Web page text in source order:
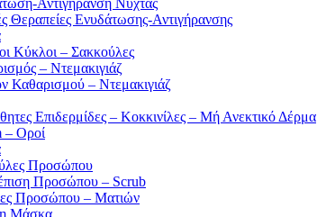
Θεραπείες Ενυδάτωσης-Αντιγήρανσης
Κύκλοι – Σακκούλες
– Ντεμακιγιάζ
Καθαρισμού – Ντεμακιγιάζ
Επιδερμίδες – Κοκκινίλες – Μή Ανεκτικό Δέρμα
– Οροί
Προσώπου
Προσώπου – Scrub
Προσώπου – Ματιών
Μάσκα